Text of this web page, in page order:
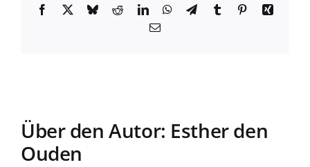
Facebook
X BlueskyRedditLinkedInWhatsApp
TelegramTumblr PinterestXing
E-
Über den Autor: Esther den
Ouden